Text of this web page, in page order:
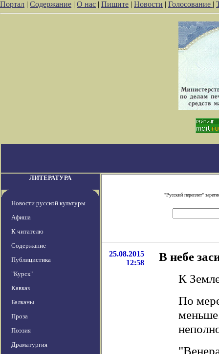
Портал | Содержание | О нас | Пишите | Новости | Голосование |
ЛИТЕРАТУРА
Новости русской культуры
Афиша
К читателю
Содержание
Публицистика
"Курск"
Кавказ
Балканы
Проза
Поэзия
Драматургия
"Русский переплет"
25.08.2015
12:58
В небе
К
По